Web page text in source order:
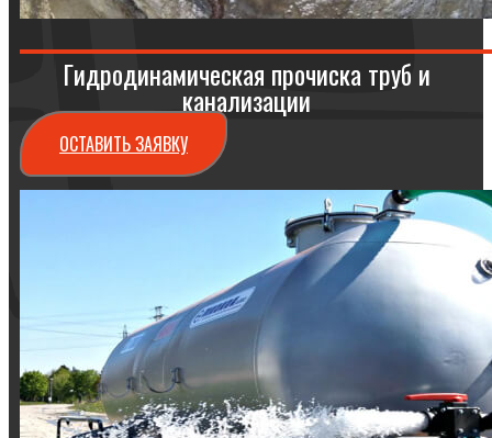
Гидродинамическая прочиска труб и
канализации
ОСТАВИТЬ ЗАЯВКУ